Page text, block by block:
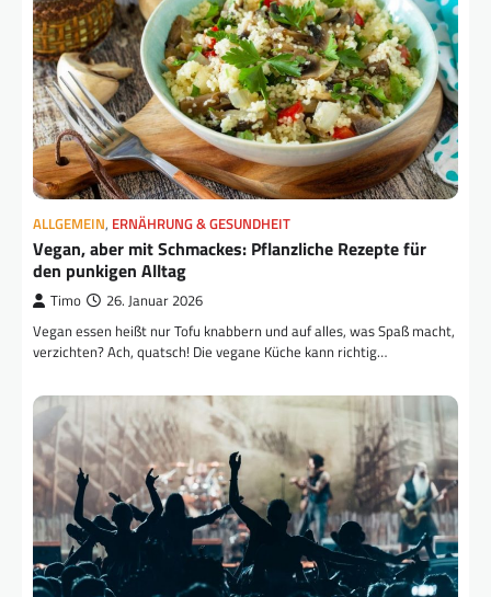
ALLGEMEIN, ERNÄHRUNG & GESUNDHEIT
Vegan, aber mit Schmackes: Pflanzliche Rezepte für
den punkigen Alltag
Timo 26. Januar 2026
Vegan essen heißt nur Tofu knabbern und auf alles, was Spaß macht,
verzichten? Ach, quatsch! Die vegane Küche kann richtig…